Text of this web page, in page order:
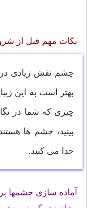
نکات مهم قبل از
چشم نقش زیادی در
بهتر است به این
چیزی که شما در
بینید، چشم ها
جدا می کنند.
آماده سازی چشمها